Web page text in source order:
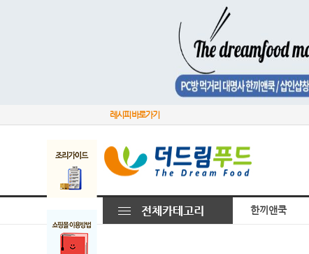
레시피 바로가기
한끼앤쿡